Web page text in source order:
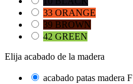
33 ORANGE
39 BROWN
42 GREEN
Elija acabado de la madera
acabado patas madera F